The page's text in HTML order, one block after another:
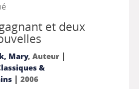
et deux
Mary, Auteur |
&
| 2006